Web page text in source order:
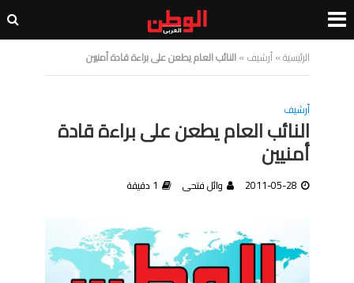
الرئيسية»أرشيف»النائب العام يطعن على براءة قادة أمنيين
أرشيف
النائب العام يطعن على براءة قادة
أمنيين
2011-05-28 وائل فتحى 1 دقيقة